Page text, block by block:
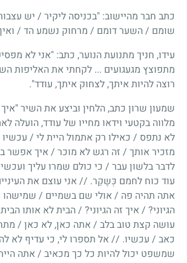
כתב חבר מהיישוב: "בכניסה ליקיר / יש
שומם / השער דומם / מרחוק נשמע הד /
עידו, חניך מתנועת הנוער, כתב: "אני לא
מתפוצץ מגעגועים ... לקחתי את האליפות
רוצה להיות איתך, לצחוק איתך, עודד".
שמעון שרון כתב, הלחין וביצע את השיר "איך
מלווה בקטעי וידאו מחייו של עודד, הועלה
לא נתפס / כאילו רק אתמול היית לי /
מזכיר אותך / זה רגש לא מוכר / איך אפשר
לדבר בלשון עבר / כי כולם שמרו עליך
עוד כוח לחמם כְּשֶקַר. // אני עוצם את
אתה תהיה פה / אולי שם בשמיים / שמישהו
הגיוני? / איך זה הגיוני? / הבית לא אותו
עושה קצת טוב בלב / אתה כאן, לא כאן /
כאב / עכשיו. // אל תספרו לי, כי עדיף לא
שמשפט יכול להיות כל כך מכאיב / אתה